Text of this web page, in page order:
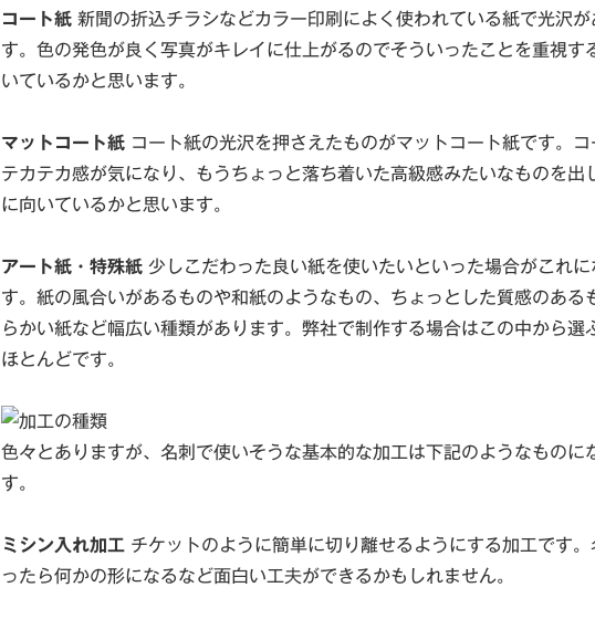
コート紙新聞の折込チラシなどカラー印刷によく使われている紙で光沢
す。色の発色が良く写真がキレイに仕上がるのでそういったことを重視す
いているかと思います。
マットコート紙 コート紙の光沢を押さえたものがマットコート紙です。
テカテカ感が気になり、もうちょっと落ち着いた高級感みたいなものを出
に向いているかと思います。
アート紙・特殊紙少しこだわった良い紙を使いたいといった場合がこれ
す。紙の風合いがあるものや和紙のようなもの、ちょっとした質感のある
らかい紙など幅広い種類があります。弊社で制作する場合はこの中から選
ほとんどです。
色々とありますが、名刺で使いそうな基本的な加工は下記のようなものに
す。
ミシン入れ加工チケットのように簡単に切り離せるようにする加工です
ったら何かの形になるなど面白い工夫ができるかもしれません。